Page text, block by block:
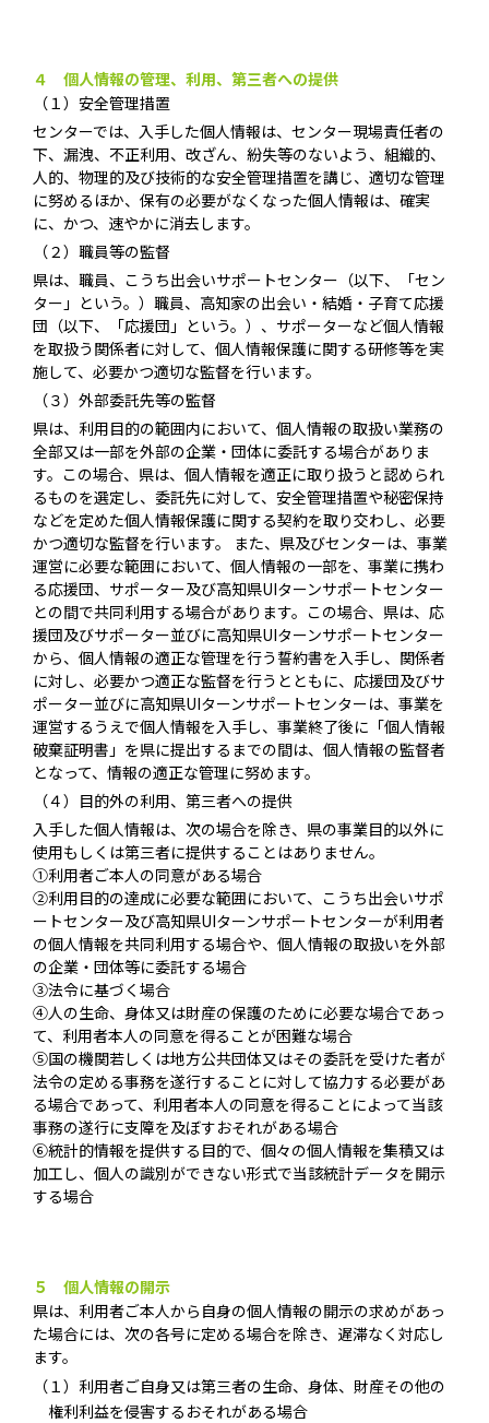
４ 個人情報の管理、利用、第三者への提供
（１）安全管理措置
センターでは、入手した個人情報は、センター現場責任者の
下、漏洩、不正利用、改ざん、紛失等のないよう、組織的、
人的、物理的及び技術的な安全管理措置を講じ、適切な管理
に努めるほか、保有の必要がなくなった個人情報は、確実
に、かつ、速やかに消去します。
（２）職員等の監督
県は、職員、こうち出会いサポートセンター（以下、「セン
ター」という。）職員、高知家の出会い・結婚・子育て応援
団（以下、「応援団」という。）、サポーターなど個人情報
を取扱う関係者に対して、個人情報保護に関する研修等を実
施して、必要かつ適切な監督を行います。
（３）外部委託先等の監督
県は、利用目的の範囲内において、個人情報の取扱い業務の
全部又は一部を外部の企業・団体に委託する場合がありま
す。この場合、県は、個人情報を適正に取り扱うと認められ
るものを選定し、委託先に対して、安全管理措置や秘密保持
などを定めた個人情報保護に関する契約を取り交わし、必要
かつ適切な監督を行います。 また、県及びセンターは、事業
運営に必要な範囲において、個人情報の一部を、事業に携わ
る応援団、サポーター及び高知県UIターンサポートセンター
との間で共同利用する場合があります。この場合、県は、応
援団及びサポーター並びに高知県UIターンサポートセンター
から、個人情報の適正な管理を行う誓約書を入手し、関係者
に対し、必要かつ適正な監督を行うとともに、応援団及びサ
ポーター並びに高知県UIターンサポートセンターは、事業を
運営するうえで個人情報を入手し、事業終了後に「個人情報
破棄証明書」を県に提出するまでの間は、個人情報の監督者
となって、情報の適正な管理に努めます。
（４）目的外の利用、第三者への提供
入手した個人情報は、次の場合を除き、県の事業目的以外に
使用もしくは第三者に提供することはありません。
①利用者ご本人の同意がある場合
②利用目的の達成に必要な範囲において、こうち出会いサポ
ートセンター及び高知県UIターンサポートセンターが利用者
の個人情報を共同利用する場合や、個人情報の取扱いを外部
の企業・団体等に委託する場合
③法令に基づく場合
④人の生命、身体又は財産の保護のために必要な場合であっ
て、利用者本人の同意を得ることが困難な場合
⑤国の機関若しくは地方公共団体又はその委託を受けた者が
法令の定める事務を遂行することに対して協力する必要があ
る場合であって、利用者本人の同意を得ることによって当該
事務の遂行に支障を及ぼすおそれがある場合
⑥統計的情報を提供する目的で、個々の個人情報を集積又は
加工し、個人の識別ができない形式で当該統計データを開示
する場合
５ 個人情報の開示
県は、利用者ご本人から自身の個人情報の開示の求めがあっ
た場合には、次の各号に定める場合を除き、遅滞なく対応し
ます。
（１）利用者ご自身又は第三者の生命、身体、財産その他の
権利利益を侵害するおそれがある場合